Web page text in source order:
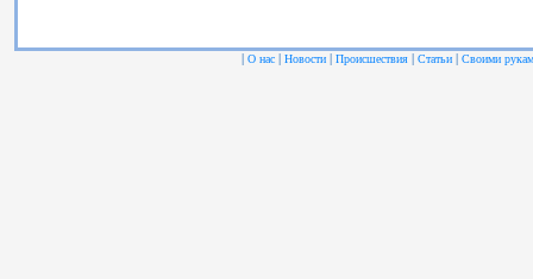
| О нас | Новости | Происшествия | Статьи | Своими